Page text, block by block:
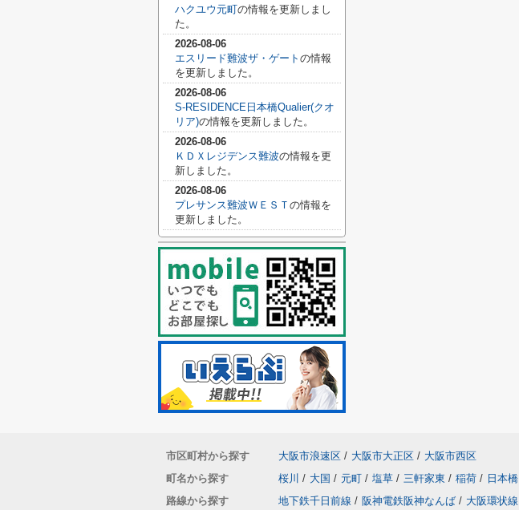
ハクユウ元町の情報を更新しまし
た。
2026-08-06
エスリード難波ザ・ゲート の情報
を更新しました。
2026-08-06
S-RESIDENCE日本橋Qualier(クオ
リア)の情報を更新しました。
2026-08-06
ＫＤＸレジデンス難波の情報を更
新しました。
2026-08-06
プレサンス難波ＷＥＳＴ の情報を
更新しました。
市区町村から探す 大阪市浪速区 / 大阪市大正区 / 大阪市西区
町名から探す
桜川 / 大国 / 元町 / 塩草 / 三軒家東 / 稲荷 / 日本橋
路線から探す
地下鉄千日前線 / 阪神電鉄阪神なんば / 大阪環状線